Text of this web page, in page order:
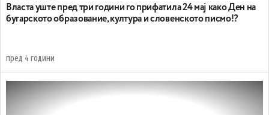
Власта уште пред три години го прифатила 24 мај како Ден на
бугарското образование, култура и словенското писмо!?
пред 4 години